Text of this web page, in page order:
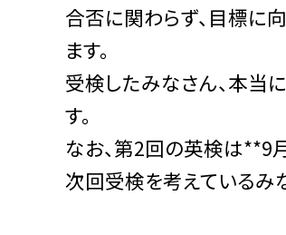
合否に関わらず、目標に
ます。
受検したみなさん、本当
す。
なお、第2回の英検は**9
次回受検を考えているみ